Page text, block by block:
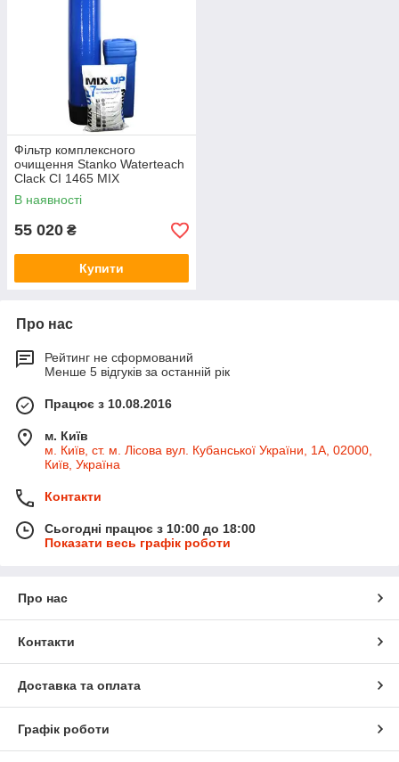
Фільтр комплексного
очищення Stanko Waterteach
Clack CI 1465 MIX
В наявності
55 020 ₴
Купити
Про нас
Рейтинг не сформований
Менше 5 відгуків за останній рік
Працює з 10.08.2016
м. Київ
м. Київ, ст. м. Лісова вул. Кубанської України, 1А, 02000,
Київ, Україна
Контакти
Сьогодні працює з 10:00 до 18:00
Показати весь графік роботи
Про нас
Контакти
Доставка та оплата
Графік роботи